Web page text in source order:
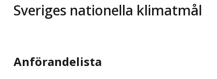
Sveriges nationella klimatmål
Anförandelista